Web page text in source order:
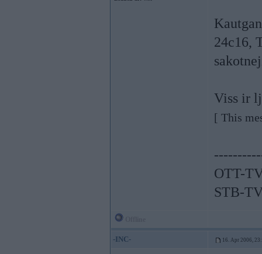
24c16,
Viss ir
[ This
OTT-
STB-
-INC- 16. Apr 2006,